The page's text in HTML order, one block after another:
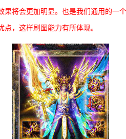
果将会更加明显。也是我们通用的一
点，这样刷图能力有所体现。